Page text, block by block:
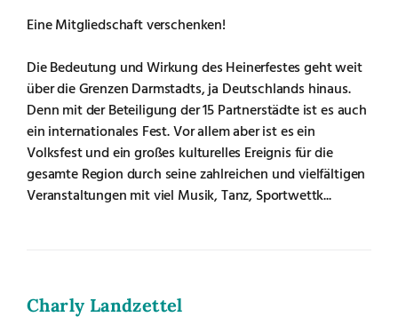
Eine Mitgliedschaft verschenken!
Die Bedeutung und Wirkung des Heinerfestes geht weit
über die Grenzen Darmstadts, ja Deutschlands hinaus.
Denn mit der Beteiligung der 15 Partnerstädte ist es auch
ein internationales Fest. Vor allem aber ist es ein
Volksfest und ein großes kulturelles Ereignis für die
gesamte Region durch seine zahlreichen und vielfältigen
Veranstaltungen mit viel Musik, Tanz, Sportwettk...
Charly Landzettel